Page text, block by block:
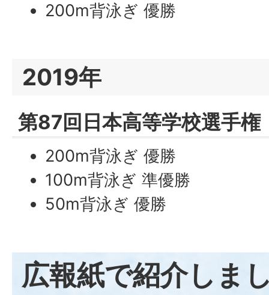
200m背泳ぎ 優勝
2019年
第87回日本高等学校選手権
200m背泳ぎ 優勝
100m背泳ぎ 準優勝
50m背泳ぎ 優勝
広報紙で紹介しま